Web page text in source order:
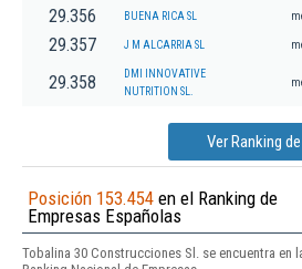
29.356 BUENA RICA SL
29.357 J M ALCARRIA SL
29.358
DMI INNOVATIVE
NUTRITION SL.
Ver Ranking
Posición 153.454 en el Ranking de
Empresas Españolas
Tobalina 30 Construcciones Sl. se encuentra en